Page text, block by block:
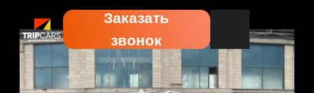
Заказать